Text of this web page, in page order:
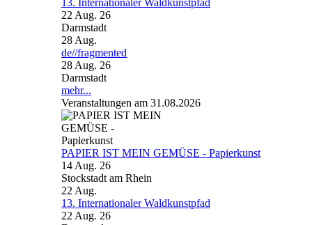
22 Aug. 26
Darmstadt
28 Aug.
de//fragmented
28 Aug. 26
Darmstadt
mehr...
Veranstaltungen am 31.08.2026
PAPIER IST MEIN GEMÜSE - Papierkunst
14 Aug. 26
Stockstadt am Rhein
22 Aug.
13. Internationaler Waldkunstpfad
22 Aug. 26